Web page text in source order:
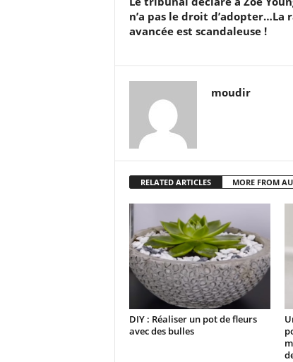
n’a pas le droit d’adopter…La
avancée est scandaleuse !
moudir
RELATED ARTICLES MORE FROM
DIY : Réaliser un pot de fleurs
avec des bulles